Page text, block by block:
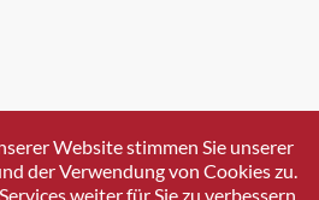
Website stimmen Sie unserer
der Verwendung von Cookies zu.
weiter für Sie zu verbessern.